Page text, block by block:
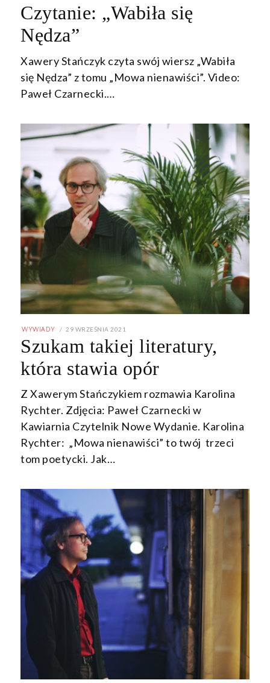
WRZEŚNIA
2021
Czytanie: „Wabiła się
Nędza”
Xawery Stańczyk czyta swój wiersz „Wabiła
się Nędza” z tomu „Mowa nienawiści”. Video:
Paweł Czarnecki.…
WYWIADY
POSTED
29 WRZEŚNIA 2021
WRZEŚNIA
2021
Szukam takiej literatury,
która stawia opór
Z Xawerym Stańczykiem rozmawia Karolina
Rychter. Zdjęcia: Paweł Czarnecki w
Kawiarnia Czytelnik Nowe Wydanie. Karolina
Rychter: „Mowa nienawiści” to twój trzeci
tom poetycki. Jak…